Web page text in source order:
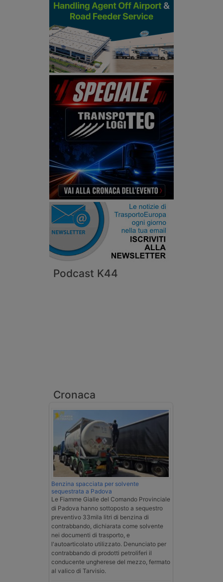
Podcast K44
Cronaca
Benzina spacciata per solvente
sequestrata a Padova
Le Fiamme Gialle del Comando Provinciale
di Padova hanno sottoposto a sequestro
preventivo 33mila litri di benzina di
contrabbando, dichiarata come solvente
nei documenti di trasporto, e
l'autoarticolato utilizzato. Denunciato per
contrabbando di prodotti petroliferi il
conducente ungherese del mezzo, fermato
al valico di Tarvisio.